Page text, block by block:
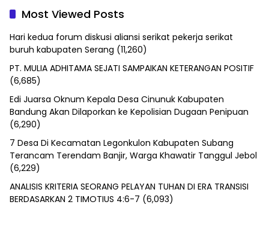
Most Viewed Posts
Hari kedua forum diskusi aliansi serikat pekerja serikat
buruh kabupaten Serang (11,260)
PT. MULIA ADHITAMA SEJATI SAMPAIKAN KETERANGAN POSITIF
(6,685)
Edi Juarsa Oknum Kepala Desa Cinunuk Kabupaten
Bandung Akan Dilaporkan ke Kepolisian Dugaan Penipuan
(6,290)
7 Desa Di Kecamatan Legonkulon Kabupaten Subang
Terancam Terendam Banjir, Warga Khawatir Tanggul Jebol
(6,229)
ANALISIS KRITERIA SEORANG PELAYAN TUHAN DI ERA TRANSISI
BERDASARKAN 2 TIMOTIUS 4:6-7 (6,093)